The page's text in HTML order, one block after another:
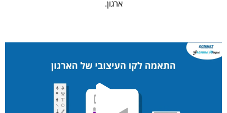
ארגון.